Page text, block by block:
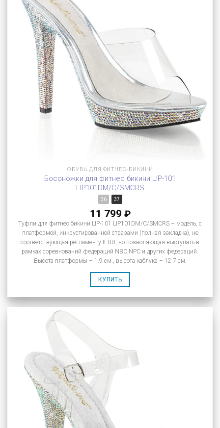
ОБУВЬ ДЛЯ ФИТНЕС-БИКИНИ
Босоножки для фитнес бикини LIP-101
LIP101DM/C/SMCRS
36 37
11 799 ₽
Туфли для фитнес бикини LIP-101 LIP101DM/C/SMCRS – модель, с
платформой, инкрустированной стразами (полная закладка), не
соответствующая регламенту IFBB, но позволяющая выступать в
рамках соревнований федераций NBC,NPC и других федераций.
Высота платформы – 1.9 см., высота каблука – 12.7 см.
КУПИТЬ